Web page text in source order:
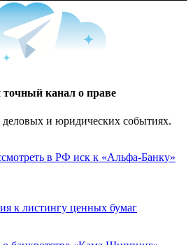
канал о праве
и юридических событиях.
в РФ иск к «Альфа-Банку»
к листингу ценных бумаг